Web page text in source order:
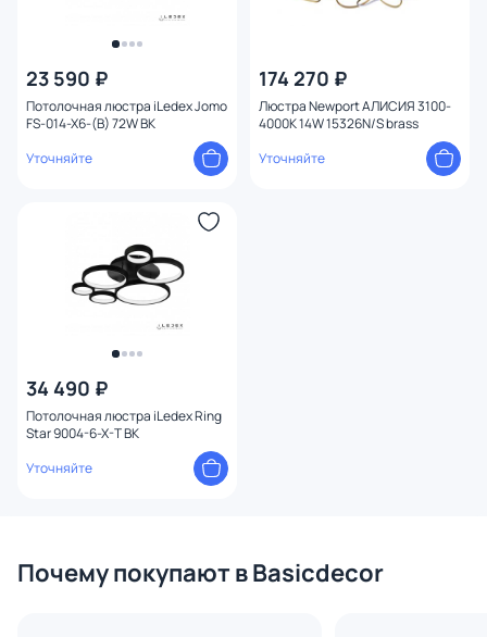
23 590 ₽
Потолочная люстра iLedex Jomo
FS-014-X6-(B) 72W BK
Уточняйте
174 270 ₽
Люстра Newport АЛИСИЯ 3100-
4000K 14W 15326N/S brass
Уточняйте
34 490 ₽
Потолочная люстра iLedex Ring
Star 9004-6-X-T BK
Уточняйте
Почему покупают в Basicdecor